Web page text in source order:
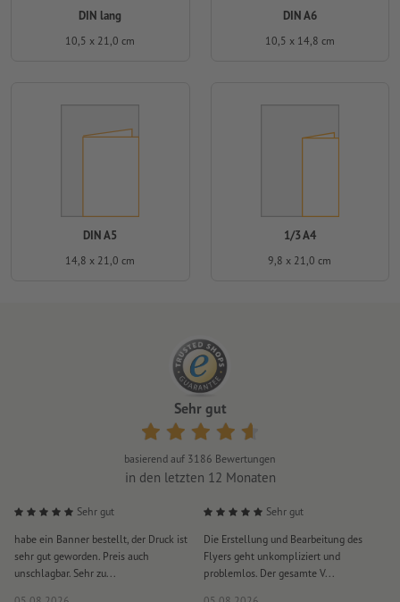
DIN lang
10,5 x 21,0 cm
DIN A6
10,5 x 14,8 cm
DIN A5
14,8 x 21,0 cm
1/3 A4
9,8 x 21,0 cm
Sehr gut
basierend auf 3186 Bewertungen
in den letzten 12 Monaten
Sehr gut
habe ein Banner bestellt, der Druck ist
sehr gut geworden. Preis auch
unschlagbar. Sehr zu...
Sehr gut
Die Erstellung und Bearbeitung des
Flyers geht unkompliziert und
problemlos. Der gesamte V...